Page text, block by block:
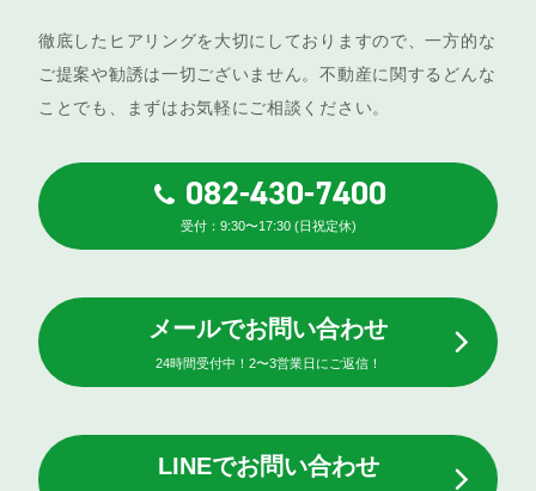
徹底したヒアリングを大切にしておりますので、一方的な
ご提案や勧誘は一切ございません。不動産に関するどんな
ことでも、まずはお気軽にご相談ください。
082-430-7400
受付：9:30〜17:30 (日祝定休)
メールでお問い合わせ
24時間受付中！2〜3営業日にご返信！
LINEでお問い合わせ